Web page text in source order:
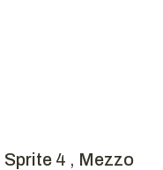
Sprite 4 , Mezzo